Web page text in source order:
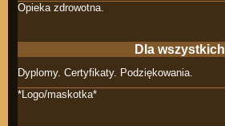
Opieka zdrowotna.
Dla wszystkich
Dyplomy. Certyfikaty. Podziękowania.
*Logo/maskotka*